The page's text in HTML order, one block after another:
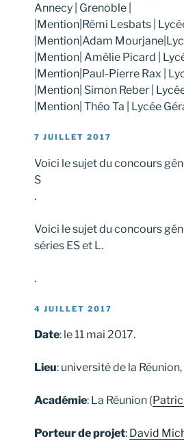
Annecy | Grenoble |
|Mention|Rémi Lesbats |
|Mention|Adam
|Mention| Amélie Picard |
|Mention|Paul-Pierre Rax |
|Mention| Simon Reber |
|Mention| Théo Ta | Lycée
PUBLIÉ
7 JUILLET 2017
Voici le sujet du concours
S
.
Voici le sujet du concours
séries ES et L.
.
PUBLIÉ
4 JUILLET 2017
Date: le 11 mai 2017.
Lieu: université de la
Académie: La Réunion (
Porteur de projet: David